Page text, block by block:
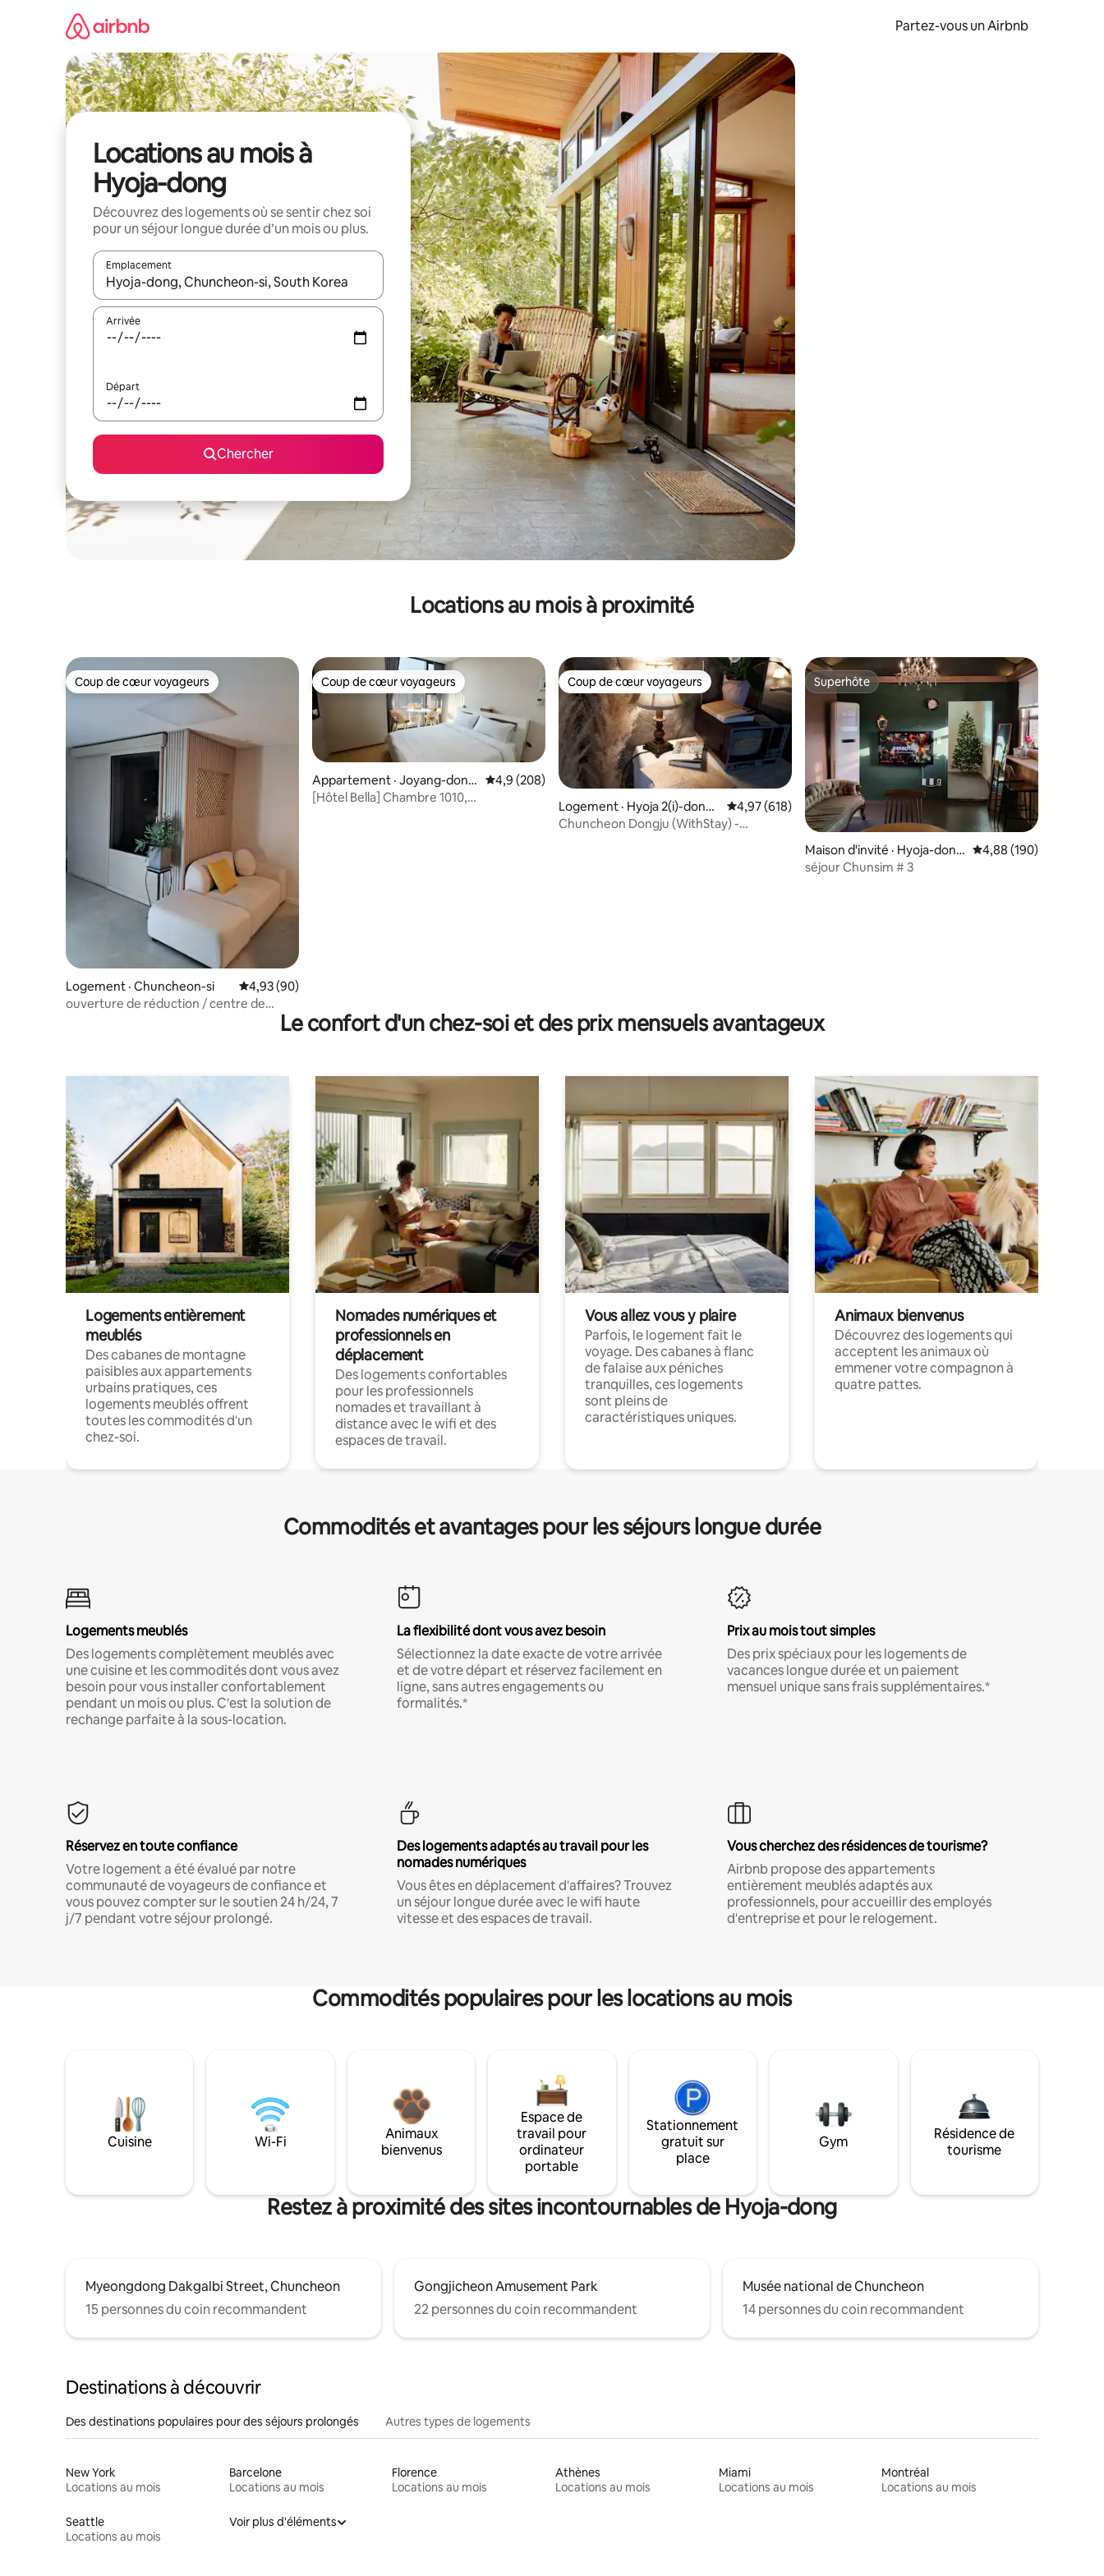
Partez-vous un Airbnb
Locations au mois à
Hyoja-dong
Découvrez des logements où se sentir chez soi
pour un séjour longue durée d’un mois ou plus.
Emplacement
Quand les résultats sont affichés, parcourez-les en utilisant les flèches vers le haut et vers le bas, ou en appuyant dessus et en les faisant glisser.
Arrivée
Départ
Chercher
Locations au mois à proximité
Coup de cœur voyageurs
Coup de cœur voyageurs
Logement · Chuncheon-si Note moyenne de 4,93 sur 5, 90 commentaires
4,93 (90)
ouverture de réduction / centre de
possibles/Cuisine/wifi/StanbyMi/Parking
Coup de cœur voyageurs
Coup de cœur voyageurs
Appartement · Joyang-dong,
Chuncheon-si
Note moyenne de 4,9 sur 5, 208 commentaires
4,9 (208)
[Hôtel Bella] Chambre 1010,
Coup de cœur voyageurs
Coup de cœur voyageurs
Logement · Hyoja 2(i)-dong,
Chuncheon-si
Note moyenne de 4,97 sur 5, 618 commentaires
4,97 (618)
Chuncheon Dongju (WithStay) -
Superhôte
Superhôte
Maison d'invité · Hyoja-don
g, Chuncheon
Note moyenne de
4,88 (190)
séjour Chunsim # 3
Le confort d'un chez-soi et des prix mensuels avantageux
Logements entièrement
meublés
Des cabanes de montagne
paisibles aux appartements
urbains pratiques, ces
logements meublés offrent
toutes les commodités d'un
chez-soi.
Nomades numériques et
professionnels en
déplacement
Des logements confortables
pour les professionnels
nomades et travaillant à
distance avec le wifi et des
espaces de travail.
Vous allez vous y plaire
Parfois, le logement fait le
voyage. Des cabanes à flanc
de falaise aux péniches
tranquilles, ces logements
sont pleins de
caractéristiques uniques.
Animaux bienvenus
Découvrez des logements qui
acceptent les animaux où
emmener votre compagnon à
quatre pattes.
Commodités et avantages pour les séjours longue durée
Logements meublés
Des logements complètement meublés avec
une cuisine et les commodités dont vous avez
besoin pour vous installer confortablement
pendant un mois ou plus. C'est la solution de
rechange parfaite à la sous-location.
La flexibilité dont vous avez besoin
Sélectionnez la date exacte de votre arrivée
et de votre départ et réservez facilement en
ligne, sans autres engagements ou
formalités.*
Prix au mois tout simples
Des prix spéciaux pour les logements de
vacances longue durée et un paiement
mensuel unique sans frais supplémentaires.*
Réservez en toute confiance
Votre logement a été évalué par notre
communauté de voyageurs de confiance et
vous pouvez compter sur le soutien 24 h/24, 7
j/7 pendant votre séjour prolongé.
Des logements adaptés au travail pour les
nomades numériques
Vous êtes en déplacement d'affaires? Trouvez
un séjour longue durée avec le wifi haute
vitesse et des espaces de travail.
Vous cherchez des résidences de tourisme?
Airbnb propose des appartements
entièrement meublés adaptés aux
professionnels, pour accueillir des employés
d'entreprise et pour le relogement.
Commodités populaires pour les locations au mois
Cuisine Wi-Fi
Animaux
bienvenus
Espace de
travail pour
ordinateur
portable
Stationnement
gratuit sur
place
Gym
Résidence de
tourisme
Restez à proximité des sites incontournables de Hyoja-dong
Myeongdong Dakgalbi Street, Chuncheon
15 personnes du coin recommandent
Gongjicheon Amusement Park
22 personnes du coin recommandent
Musée national de Chuncheon
14 personnes du coin recommandent
Destinations à découvrir
Des destinations populaires pour des séjours prolongés Autres types de logements
New York
Locations au mois
Barcelone
Locations au mois
Florence
Locations au mois
Athènes
Locations au mois
Miami
Locations au mois
Montréal
Locations au mois
Seattle
Locations au mois
Voir plus d'éléments